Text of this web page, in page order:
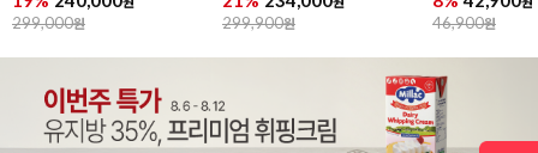
299,000원
299,900원
46,900원